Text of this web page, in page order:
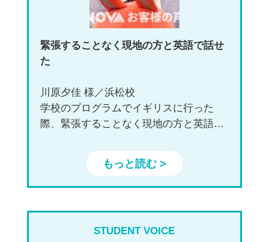
緊張することなく現地の方と英語で話せ
た
川原夕佳 様／浜松校
学校のプログラムでイギリスに行った
際、緊張することなく現地の方と英語で
ら英語に触れていたことで、積極的にプ
ログラムにも参加でき、より濃く貴重な
経験になったと思います。
もっと読む >
STUDENT VOICE